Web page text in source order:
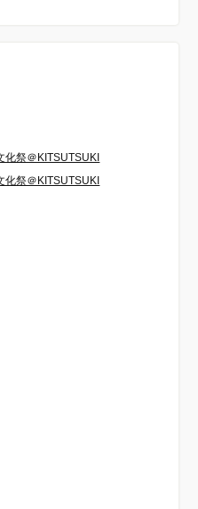
祭＠KITSUTSUKI
祭＠KITSUTSUKI